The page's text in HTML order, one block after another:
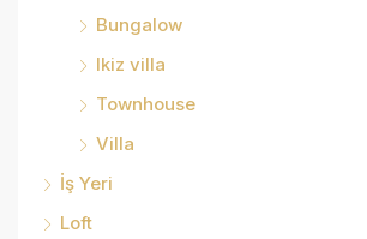
Bungalow
Ikiz villa
Townhouse
Villa
İş Yeri
Loft